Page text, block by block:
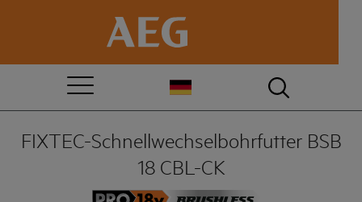
FIXTEC-Schnellwechselbohrfutter BSB
18 CBL-CK